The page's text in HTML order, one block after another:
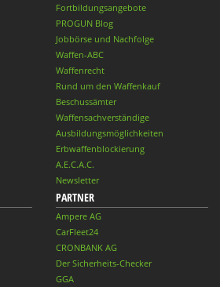
Fortbildungsangebote
PROGUN Blog
Jobbörse und Nachfolge
Waffen-ABC
Waffenrecht
Rund um den Waffenkauf
Beschussämter
Waffensachverständige
Ausbildungsmöglichkeiten
Erbwaffenblockierung
A.E.C.A.C.
Newsletter
PARTNER
Ampere AG
CarFleet24
CRONBANK AG
Der Sicherheits-Checker
GGA